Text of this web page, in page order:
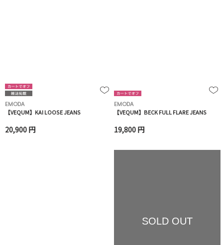
EMODA
【VEQUM】KAI LOOSE JEANS
20,900 円
EMODA
【VEQUM】BECK FULL FLARE JEANS
19,800 円
SOLD OUT